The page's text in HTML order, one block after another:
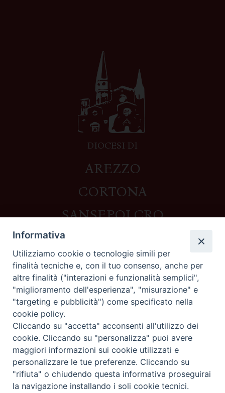
DIOCESI DI
AREZZO
CORTONA
SANSEPOLCRO
Contatti
Piazza del Duomo,1 - 52100 Arezzo
segreteria@diocesi.arezzo.it
Informativa privacy
Seguici su
Informativa
Utilizziamo cookie o tecnologie simili per
finalità tecniche e, con il tuo consenso, anche per
altre finalità ("interazioni e funzionalità semplici",
"miglioramento dell'esperienza", "misurazione" e
"targeting e pubblicità") come specificato nella
cookie policy.
Cliccando su "accetta" acconsenti all'utilizzo dei
cookie. Cliccando su "personalizza" puoi avere
maggiori informazioni sui cookie utilizzati e
personalizzare le tue preferenze. Cliccando su
"rifiuta" o chiudendo questa informativa proseguirai
la navigazione installando i soli cookie tecnici.